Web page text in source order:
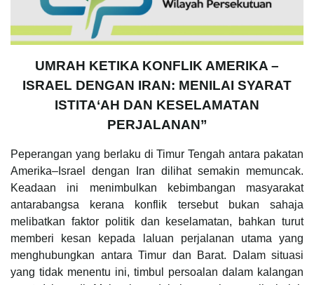
UMRAH KETIKA KONFLIK AMERIKA –
ISRAEL DENGAN IRAN: MENILAI SYARAT
ISTITA‘AH DAN KESELAMATAN
PERJALANAN”
Peperangan yang berlaku di Timur Tengah antara pakatan
Amerika–Israel dengan Iran dilihat semakin memuncak.
Keadaan ini menimbulkan kebimbangan masyarakat
antarabangsa kerana konflik tersebut bukan sahaja
melibatkan faktor politik dan keselamatan, bahkan turut
memberi kesan kepada laluan perjalanan utama yang
menghubungkan antara Timur dan Barat. Dalam situasi
yang tidak menentu ini, timbul persoalan dalam kalangan